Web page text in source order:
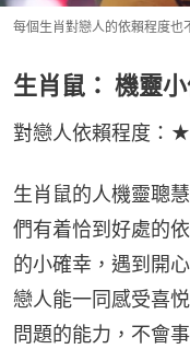
每個生肖對戀人的依賴程度也
生肖鼠： 機靈
對戀人依賴程度
生肖鼠的人機靈聰
們有着恰到好處的
的小確幸，遇到開
戀人能一同感受喜
問題的能力，不會